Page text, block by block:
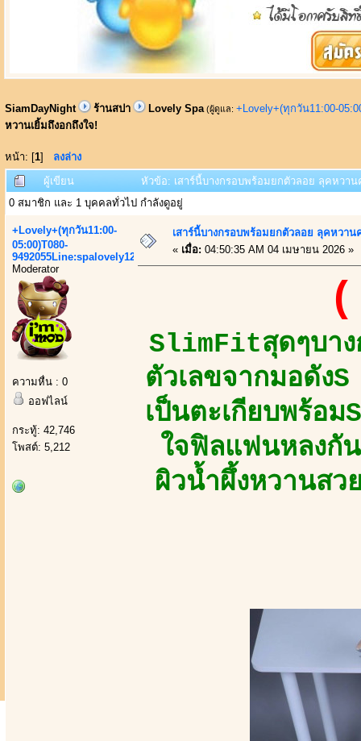
SiamDayNight ร้านสปา Lovely Spa (ผู้ดูแล: +Lovely+(ทุกวัน11:00-
หวานเยิ้มถึงอกถึงใจ!
หน้า: [1] ลงล่าง
ผู้เขียน
หัวข้อ: เสาร์นี้บางกรอบพร้อมยกตัวลอย ลุคหวา
0 สมาชิก และ 1 บุคคลทั่วไป กำลังดูอยู่
+Lovely+(ทุกวัน11:00-
05:00)T080-
9492055Line:spalovely123
Moderator
ความหื่น : 0
ออฟไลน์
กระทู้: 42,746
โพสต์: 5,212
เสาร์นี้บางกรอบพร้อมยกตัวลอย ลุคหวา
« เมื่อ: 04:50:35 AM 04 เมษายน 2026 »
SlimFitสุดๆบาง
ตัวเลขจากมอดั
เป็นตะเกียบพร้อ
ใจฟิลแฟนหลง
ผิวน้ำผึ้งหวานสว